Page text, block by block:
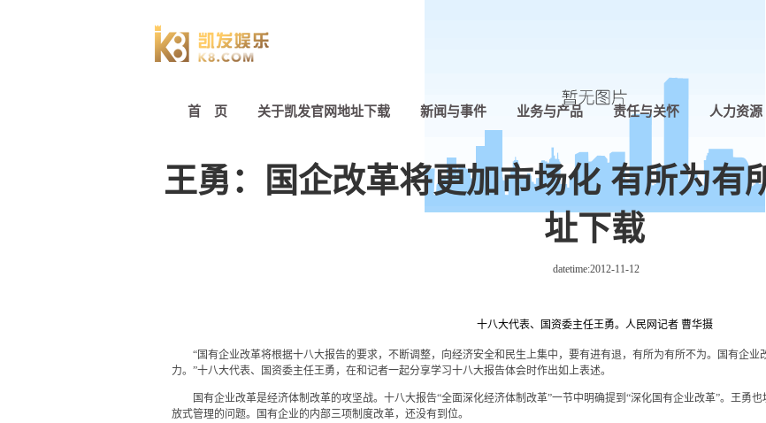
首 页 关于凯发官网地址下载 新闻与事件 业务与产品 责任与关怀 人力资源
王勇：国企改革将更加市场化 有所为有
址下载
datetime:2012-11-12
十八大代表、国资委主任王勇。人民网记者 曹华摄
“国有企业改革将根据十八大报告的要求，不断调整，向经济安全和民生上集中，要有进有退，有所为有所不为。国有企
力。”十八大代表、国资委主任王勇，在和记者一起分享学习十八大报告体会时作出如上表述。
国有企业改革是经济体制改革的攻坚战。十八大报告“全面深化经济体制改革”一节中明确提到“深化国有企业改革”。王勇
放式管理的问题。国有企业的内部三项制度改革，还没有到位。